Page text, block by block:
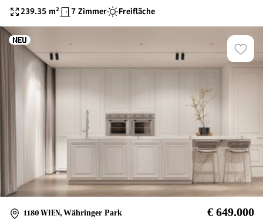
Ebenen und flexibler Grundrissgestaltung -
239.35 m² 7 Zimmer Freifläche
1180 WIEN, Währinger Park € 649.000